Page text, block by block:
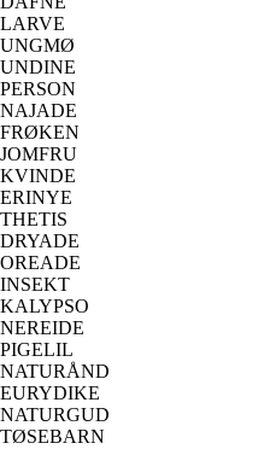
LARVE
UNGMØ
UNDINE
PERSON
NAJADE
FRØKEN
JOMFRU
KVINDE
ERINYE
THETIS
DRYADE
OREADE
INSEKT
KALYPSO
NEREIDE
PIGELIL
NATURÅND
EURYDIKE
NATURGUD
TØSEBARN